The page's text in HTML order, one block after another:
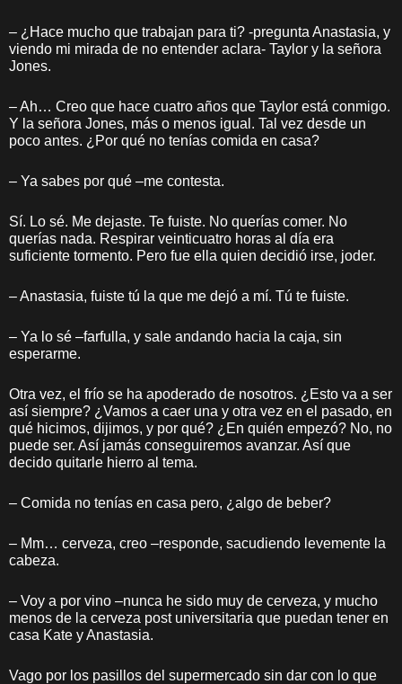
– ¿Hace mucho que trabajan para ti? -pregunta Anastasia, y
viendo mi mirada de no entender aclara- Taylor y la señora
Jones.
– Ah… Creo que hace cuatro años que Taylor está conmigo.
Y la señora Jones, más o menos igual. Tal vez desde un
poco antes. ¿Por qué no tenías comida en casa?
– Ya sabes por qué –me contesta.
Sí. Lo sé. Me dejaste. Te fuiste. No querías comer. No
querías nada. Respirar veinticuatro horas al día era
suficiente tormento. Pero fue ella quien decidió irse, joder.
– Anastasia, fuiste tú la que me dejó a mí. Tú te fuiste.
– Ya lo sé –farfulla, y sale andando hacia la caja, sin
esperarme.
Otra vez, el frío se ha apoderado de nosotros. ¿Esto va a ser
así siempre? ¿Vamos a caer una y otra vez en el pasado, en
qué hicimos, dijimos, y por qué? ¿En quién empezó? No, no
puede ser. Así jamás conseguiremos avanzar. Así que
decido quitarle hierro al tema.
– Comida no tenías en casa pero, ¿algo de beber?
– Mm… cerveza, creo –responde, sacudiendo levemente la
cabeza.
– Voy a por vino –nunca he sido muy de cerveza, y mucho
menos de la cerveza post universitaria que puedan tener en
casa Kate y Anastasia.
Vago por los pasillos del supermercado sin dar con lo que